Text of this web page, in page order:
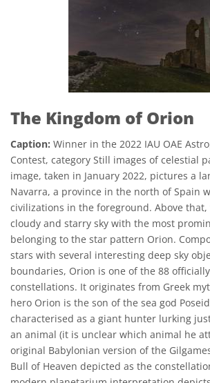
The Kingdom of Orion
Caption: Winner in the 2022 IAU OAE
Contest, category Still images of celestial
image, taken in January 2022, pictures a
Navarra, a province in the north of Spain
civilizations in the foreground. Above
cloudy and starry sky with the most
belonging to the star pattern Orion.
stars with several interesting deep sky
boundaries, Orion is one of the 88
constellations. It originates from Greek
hero Orion is the son of the sea god
characterised as a giant hunter lurking
an animal (it is unclear which animal he
original Babylonian version of the
Bull of Heaven depicted as the